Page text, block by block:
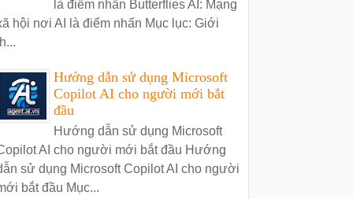
là điểm nhấn Butterflies AI: Mạng
hội nơi AI là điểm nhấn Mục lục: Giới
Hướng dẫn sử dụng Microsoft
Copilot AI cho người mới bắt
đầu
Hướng dẫn sử dụng Microsoft
AI cho người mới bắt đầu Hướng
sử dụng Microsoft Copilot AI cho người
bắt đầu Mục...